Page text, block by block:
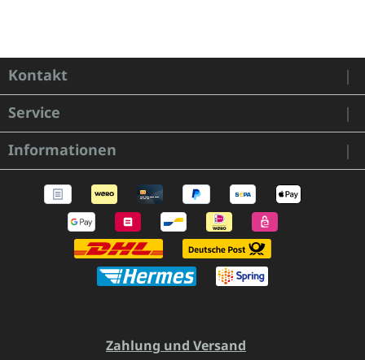
Kontakt
Service
Informationen
Zahlung und Versand